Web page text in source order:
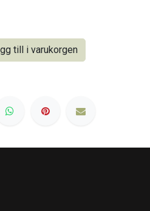
till i varukorgen